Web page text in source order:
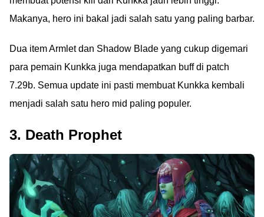
Makanya, hero ini bakal jadi salah satu yang paling barbar.
Dua item Armlet dan Shadow Blade yang cukup digemari
para pemain Kunkka juga mendapatkan buff di patch
7.29b. Semua update ini pasti membuat Kunkka kembali
menjadi salah satu hero mid paling populer.
3. Death Prophet